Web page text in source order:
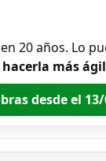
20 años. Lo
más
desde el